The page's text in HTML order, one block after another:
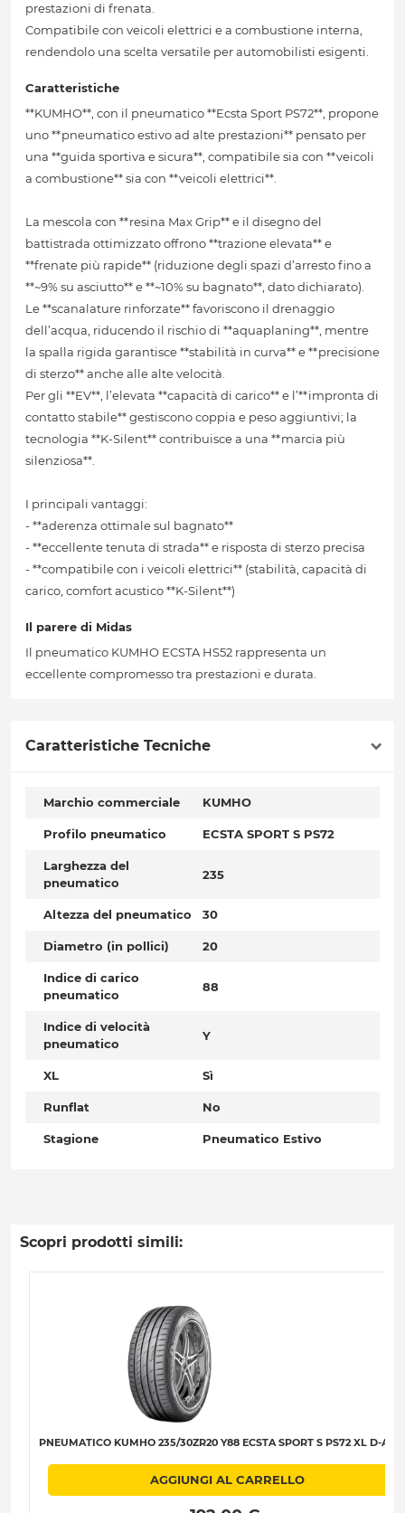
prestazioni di frenata.
Compatibile con veicoli elettrici e a combustione interna,
rendendolo una scelta versatile per automobilisti esigenti.
Caratteristiche
**KUMHO**, con il pneumatico **Ecsta Sport PS72**, propone
uno **pneumatico estivo ad alte prestazioni** pensato per
una **guida sportiva e sicura**, compatibile sia con **veicoli
a combustione** sia con **veicoli elettrici**.
La mescola con **resina Max Grip** e il disegno del
battistrada ottimizzato offrono **trazione elevata** e
**frenate più rapide** (riduzione degli spazi d’arresto fino a
**~9% su asciutto** e **~10% su bagnato**, dato dichiarato).
Le **scanalature rinforzate** favoriscono il drenaggio
dell’acqua, riducendo il rischio di **aquaplaning**, mentre
la spalla rigida garantisce **stabilità in curva** e **precisione
di sterzo** anche alle alte velocità.
Per gli **EV**, l’elevata **capacità di carico** e l’**impronta di
contatto stabile** gestiscono coppia e peso aggiuntivi; la
tecnologia **K-Silent** contribuisce a una **marcia più
silenziosa**.
I principali vantaggi:
- **aderenza ottimale sul bagnato**
- **eccellente tenuta di strada** e risposta di sterzo precisa
- **compatibile con i veicoli elettrici** (stabilità, capacità di
carico, comfort acustico **K-Silent**)
Il parere di Midas
Il pneumatico KUMHO ECSTA HS52 rappresenta un
eccellente compromesso tra prestazioni e durata.
Caratteristiche Tecniche
Marchio commerciale KUMHO
Profilo pneumatico ECSTA SPORT S PS72
Larghezza del
pneumatico
235
Altezza del pneumatico 30
Diametro (in pollici) 20
Indice di carico
pneumatico
88
Indice di velocità
pneumatico
Y
XL Sì
Runflat No
Stagione Pneumatico Estivo
Scopri prodotti simili:
PNEUMATICO KUMHO 235/30ZR20 Y88 ECSTA SPORT S PS72 XL D-A-
AGGIUNGI AL CARRELLO